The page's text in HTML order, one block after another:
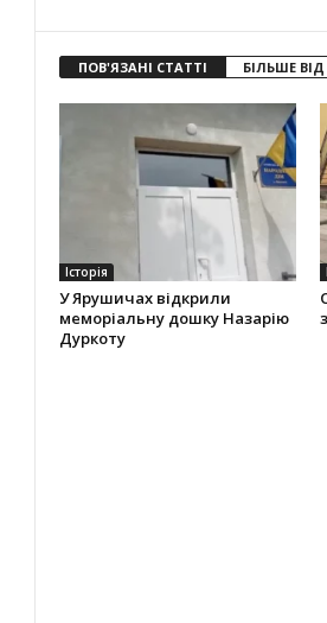
ПОВ'ЯЗАНІ СТАТТІ БІЛЬШЕ
Історія
У Ярушичах відкрили
меморіальну дошку Назарію
Дуркоту